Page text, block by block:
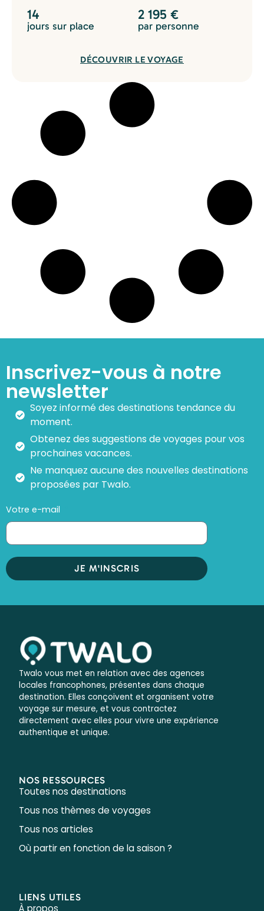
14
jours sur place
2 195 €
par personne
DÉCOUVRIR LE VOYAGE
Inscrivez-vous à notre
newsletter
Soyez informé des destinations tendance du
moment.
Obtenez des suggestions de voyages pour vos
prochaines vacances.
Ne manquez aucune des nouvelles destinations
proposées par Twalo.
Votre e-mail
JE M'INSCRIS
Twalo vous met en relation avec des agences
locales francophones, présentes dans chaque
destination. Elles conçoivent et organisent votre
voyage sur mesure, et vous contractez
directement avec elles pour vivre une expérience
authentique et unique.
NOS RESSOURCES
Toutes nos destinations
Tous nos thèmes de voyages
Tous nos articles
Où partir en fonction de la saison ?
LIENS UTILES
À propos